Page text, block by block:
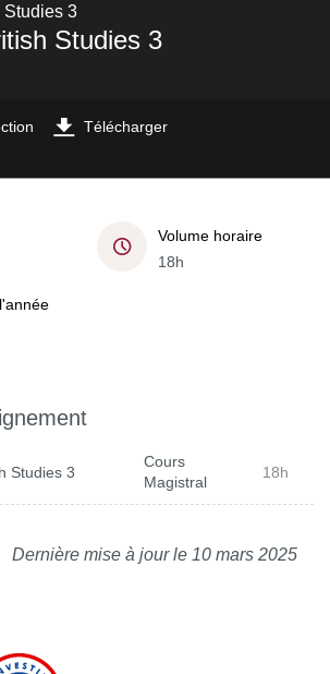
Studies 3
Studies 3
Télécharger
Volume horaire
18h
Studies 3
Cours
Magistral
18h
Dernière mise à jour le 10 mars 2025